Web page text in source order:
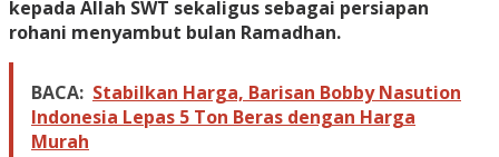
kepada Allah SWT sekaligus sebagai persiapan
rohani menyambut bulan Ramadhan.
BACA: Stabilkan Harga, Barisan Bobby Nasution
Indonesia Lepas 5 Ton Beras dengan Harga
Murah